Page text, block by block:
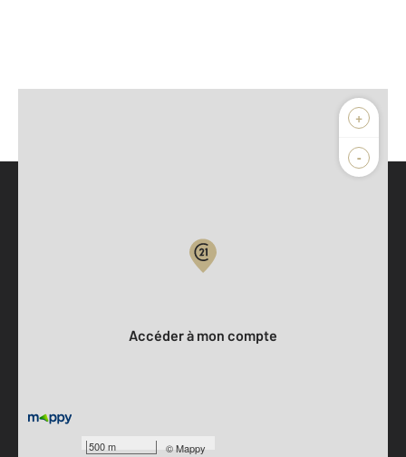
+
-
500 m ©Mappy
Accéder à mon compte